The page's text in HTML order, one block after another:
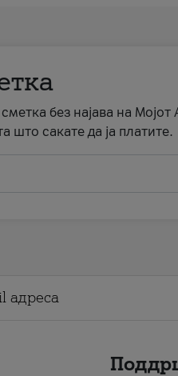
без најава на
што сакате да ја платите.